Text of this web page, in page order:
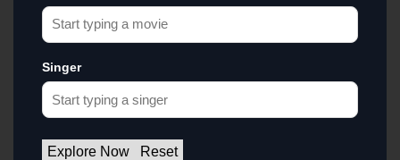
Singer
Explore Now Reset